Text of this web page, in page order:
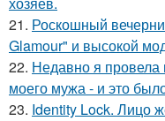
21. Роскошный
Glamour" и высокой
22. Недавно я
моего мужа - и это
23. Identity Lock. Лицо